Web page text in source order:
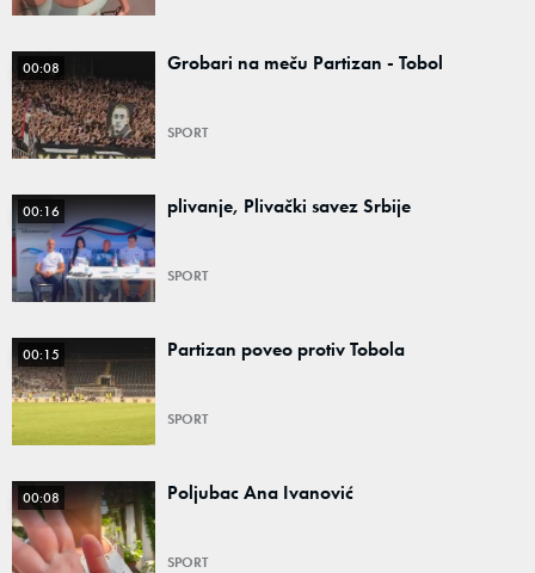
00:08 Grobari na meču Partizan - Tobol
SPORT
00:16 plivanje, Plivački savez Srbije
SPORT
00:15 Partizan poveo protiv Tobola
SPORT
00:08 Poljubac Ana Ivanović
SPORT